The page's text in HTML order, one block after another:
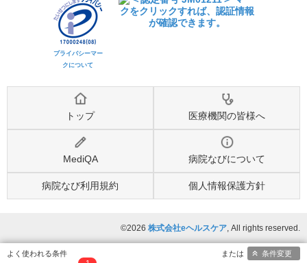
プライバシーマー
クについて
トップ 医療機関の皆様へ
MediQA 病院なびについて
病院なび利用規約 個人情報保護方針
©2026 株式会社eヘルスケア, All rights reserved.
条件変更